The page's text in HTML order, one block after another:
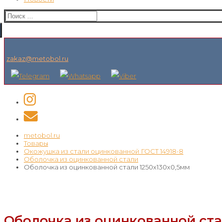
Искать:
zakaz@metobol.ru
metobol.ru
Товары
Окожушка из стали оцинкованной ГОСТ 14918-8
Оболочка из оцинкованной стали
Оболочка из оцинкованной стали 1250х130х0,5мм